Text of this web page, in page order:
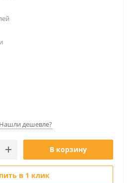
Нашли дешевле?
В корзину
в 1 клик